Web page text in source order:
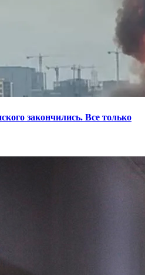
закончились. Все только